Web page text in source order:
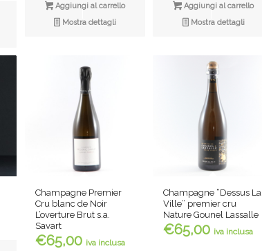
Aggiungi al carrello
Mostra dettagli
Aggiungi al carrello
Mostra dettagli
Champagne Premier
Cru blanc de Noir
L’overture Brut s.a.
Savart
€65,00 iva inclusa
Champagne “Dessus La
Ville” premier cru
Nature Gounel Lassalle
€65,00 iva inclusa